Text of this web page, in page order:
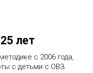
лет
с 2006 года,
с детьми с ОВЗ